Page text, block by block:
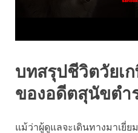
บทสรุปชีวิตวัยเ
ของอดีตสุนัขตำ
แม้ว่าผู้ดูแลจะเดินทางมาเยี่